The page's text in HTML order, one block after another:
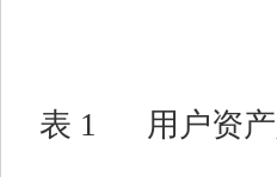
表 1
用户资